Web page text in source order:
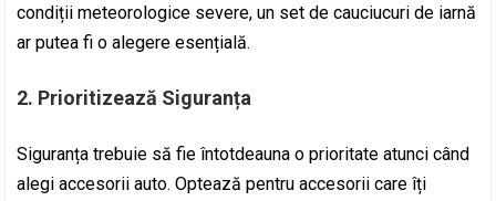
condiții meteorologice severe, un set de cauciucuri de iarnă
ar putea fi o alegere esențială.
2. Prioritizează Siguranța
Siguranța trebuie să fie întotdeauna o prioritate atunci când
alegi accesorii auto. Optează pentru accesorii care îți